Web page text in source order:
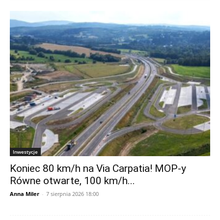
Inwestycje
Koniec 80 km/h na Via Carpatia! MOP-y
Równe otwarte, 100 km/h...
Anna Miler - 7 sierpnia 2026 18:00